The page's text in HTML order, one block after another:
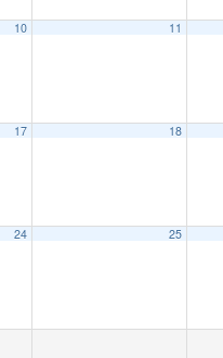
10 11
17 18
24 25